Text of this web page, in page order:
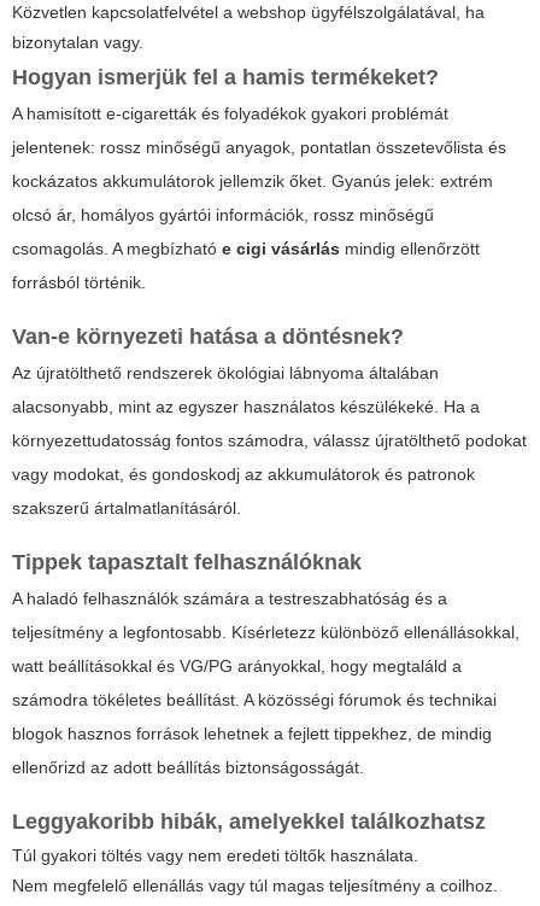
Közvetlen kapcsolatfelvétel a webshop ügyfélszolgálatával, ha
bizonytalan vagy.
Hogyan ismerjük fel a hamis termékeket?
A hamisított e-cigaretták és folyadékok gyakori problémát
jelentenek: rossz minőségű anyagok, pontatlan összetevőlista és
kockázatos akkumulátorok jellemzik őket. Gyanús jelek: extrém
olcsó ár, homályos gyártói információk, rossz minőségű
csomagolás. A megbízható e cigi vásárlás mindig ellenőrzött
forrásból történik.
Van-e környezeti hatása a döntésnek?
Az újratölthető rendszerek ökológiai lábnyoma általában
alacsonyabb, mint az egyszer használatos készülékeké. Ha a
környezettudatosság fontos számodra, válassz újratölthető podokat
vagy modokat, és gondoskodj az akkumulátorok és patronok
szakszerű ártalmatlanításáról.
Tippek tapasztalt felhasználóknak
A haladó felhasználók számára a testreszabhatóság és a
teljesítmény a legfontosabb. Kísérletezz különböző ellenállásokkal,
watt beállításokkal és VG/PG arányokkal, hogy megtaláld a
számodra tökéletes beállítást. A közösségi fórumok és technikai
blogok hasznos források lehetnek a fejlett tippekhez, de mindig
ellenőrizd az adott beállítás biztonságosságát.
Leggyakoribb hibák, amelyekkel találkozhatsz
Túl gyakori töltés vagy nem eredeti töltők használata.
Nem megfelelő ellenállás vagy túl magas teljesítmény a coilhoz.